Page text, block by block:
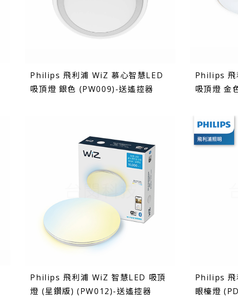
Philips 飛利浦 WiZ 慕心智慧LED
吸頂燈 銀色 (PW009)-送遙控器
Philips 飛
吸頂燈 金
Philips 飛利浦 WiZ 智慧LED 吸頂
燈 (星鑽版) (PW012)-送遙控器
Philips 飛
眼檯燈